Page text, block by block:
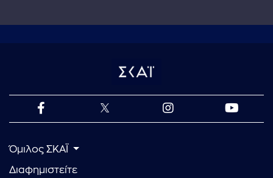
Όμιλος ΣΚΑΪ
Διαφημιστείτε